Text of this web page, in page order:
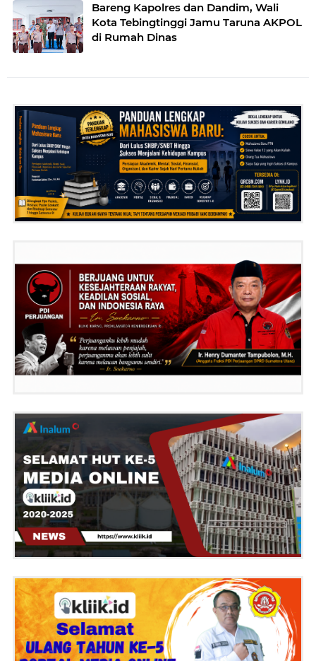
Bareng Kapolres dan Dandim, Wali
Kota Tebingtinggi Jamu Taruna AKPOL
di Rumah Dinas